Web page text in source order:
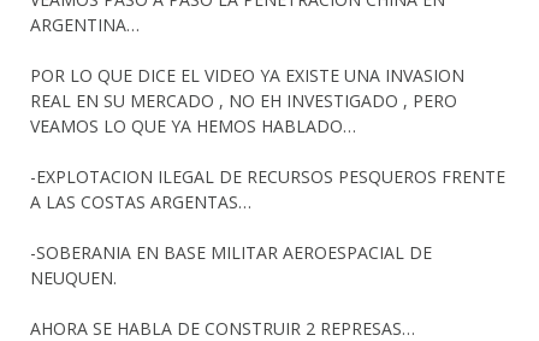
ARGENTINA…
POR LO QUE DICE EL VIDEO YA EXISTE UNA INVASION
REAL EN SU MERCADO , NO EH INVESTIGADO , PERO
VEAMOS LO QUE YA HEMOS HABLADO…
-EXPLOTACION ILEGAL DE RECURSOS PESQUEROS FRENTE
A LAS COSTAS ARGENTAS…
-SOBERANIA EN BASE MILITAR AEROESPACIAL DE
NEUQUEN.
AHORA SE HABLA DE CONSTRUIR 2 REPRESAS…